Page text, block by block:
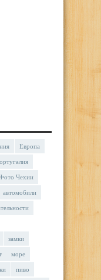
Европа
Чехии
автомобили
замки
море
пиво